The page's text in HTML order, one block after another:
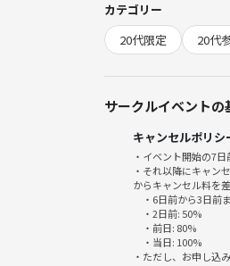
・スタートしたばか
・運営スタッフも全
・新しい一年を気持
・管理栄養士から直
・運動不足・美容へ
・朝活で1日をHAPPY
⚠️注意事項⚠️
カテゴリー
20代限定
20代
サークルイベントの
キャンセルポリシ
・イベント開始の7
・それ以降にキャン
からキャンセル料を
・6日前から3日前
・2日前: 50%
・前日: 80%
・当日: 100%
・ただし、お申し込